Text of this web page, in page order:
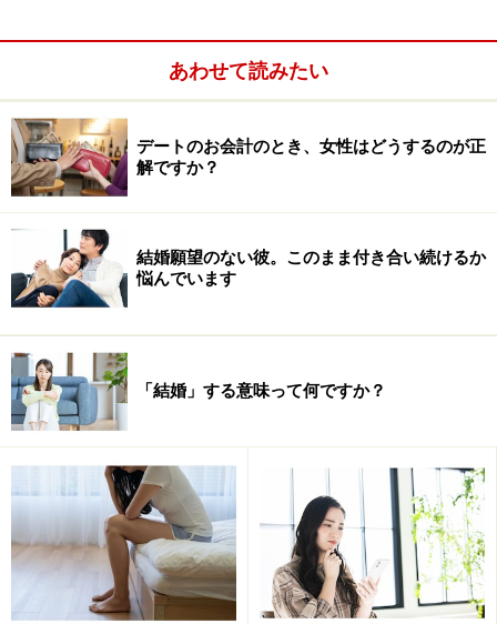
夫であるオタク格闘家との出会いから結婚までを綴った
『59番目のプロポーズ』でデビュー。女性が自分らし
く、オリジナルな幸せを追求して生きていくための方法
や考え方を発信。『恋愛とセックスで幸せになる 官能女
子養成講座』『オクテ女子のための恋愛基礎講座』『ア
ルテイシアの夜の女子会』『40歳を過ぎたら生きるのが
ラクになった』他著作多数。
twitter：@artesia59
＜目次＞
お悩み：スキがないと言われがちです。そもそも
「スキ」ってなんですか？
アドバイス1：スキがない＝無駄な愛想を振りまい
ていないだけ！
アドバイス2：「スキがある」なんて言われないほ
あわせて読みたい
デートのお会計のとき、女性はどうするのが正
解ですか？
結婚願望のない彼。このまま付き合い続けるか
悩んでいます
「結婚」する意味って何ですか？